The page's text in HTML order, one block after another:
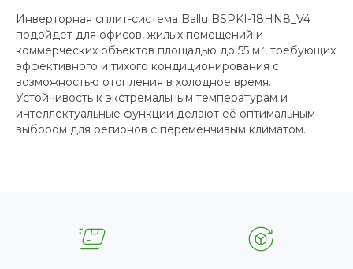
Инверторная сплит-система Ballu BSPKI-18HN8_V4
подойдет для офисов, жилых помещений и
коммерческих объектов площадью до 55 м², требующих
эффективного и тихого кондиционирования с
возможностью отопления в холодное время.
Устойчивость к экстремальным температурам и
интеллектуальные функции делают её оптимальным
выбором для регионов с переменчивым климатом.